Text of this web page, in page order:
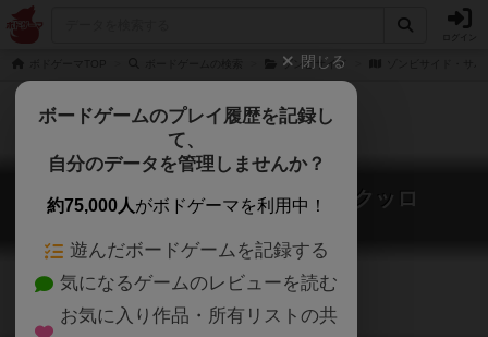
ゾンビサイド
ゾンビサイド・サバイバー：クッロ
Zombicide Survivor: Curro
閉じる
ボードゲームのプレイ履歴を記録し
て、
自分のデータを管理しませんか？
約75,000人がボドゲーマを利用中！
遊んだボードゲームを記録する
気になるゲームのレビューを読む
お気に入り作品・所有リストの共